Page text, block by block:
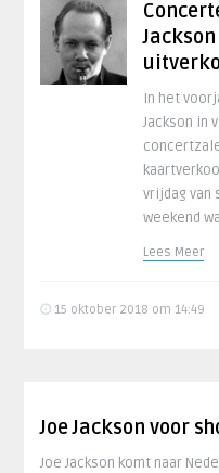
In het
Jackson in
vrijdag van
weekend
Lees Meer
15 oktober 2018 om 14:49
Joe Jackson voor
Joe Jackson komt naar